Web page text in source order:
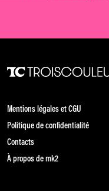
Mentions légales et CGU
Politique de confidentialité
Contacts
À propos de mk2